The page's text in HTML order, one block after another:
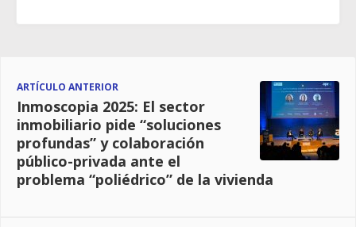
ARTÍCULO ANTERIOR
Inmoscopia 2025: El sector
inmobiliario pide “soluciones
profundas” y colaboración
público-privada ante el
problema “poliédrico” de la vivienda